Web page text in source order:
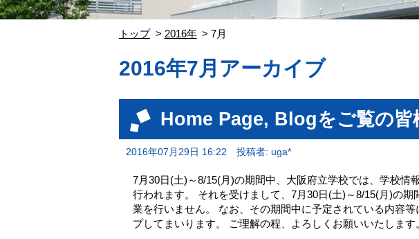
トップ 2016年 7月
2016年7月アーカイブ
Home Page, Blogをご覧の皆
2016年07月29日 16:22 投稿者: uga*
7月30日(土)～8/15(月)の期間中、大阪府立学校では、学校情
行われます。 それを受けまして、7月30日(土)～8/15(月)の
業を行いません。 なお、その期間中に予定されている内容
プしてまいります。 ご理解の程、よろしくお願いいたします